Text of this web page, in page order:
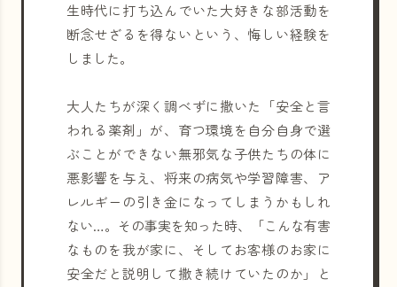
生時代に打ち込んでいた大好きな部活動を
断念せざるを得ないという、悔しい経験を
しました。
大人たちが深く調べずに撒いた「安全と言
われる薬剤」が、育つ環境を自分自身で選
ぶことができない無邪気な子供たちの体に
悪影響を与え、将来の病気や学習障害、ア
レルギーの引き金になってしまうかもしれ
ない…。その事実を知った時、「こんな有害
なものを我が家に、そしてお客様のお家に
安全だと説明して撒き続けていたのか」と